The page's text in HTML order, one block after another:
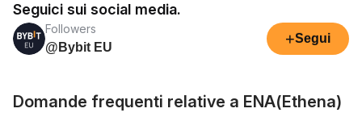
Seguici sui social media.
Followers
@Bybit EU
+Segui
Domande frequenti relative a ENA(Ethena)